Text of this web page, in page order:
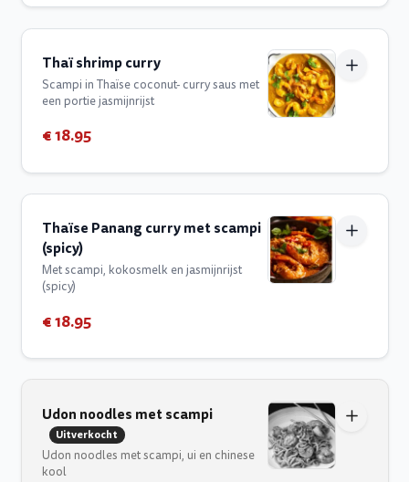
Thaï shrimp curry
Scampi in Thaïse coconut- curry saus met
een portie jasmijnrijst
€ 18.95
Thaïse Panang curry met scampi
(spicy)
Met scampi, kokosmelk en jasmijnrijst
(spicy)
€ 18.95
Udon noodles met scampi
Uitverkocht
Udon noodles met scampi, ui en chinese
kool